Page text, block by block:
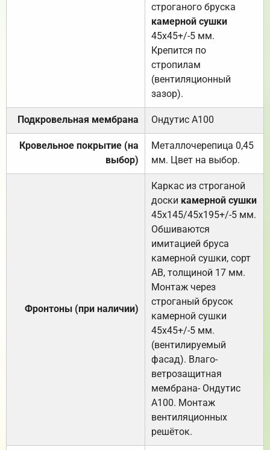
строганого бруска
камерной сушки
45х45+/-5 мм.
Крепится по
стропилам
(вентиляционный
зазор).
Подкровельная мембрана Ондутис А100
Кровельное покрытие (на
выбор)
Металлочерепица 0,45
мм. Цвет на выбор.
Фронтоны (при наличии)
Каркас из строганой
доски камерной сушки
45х145/45х195+/-5 мм.
Обшиваются
имитацией бруса
камерной сушки, сорт
АВ, толщиной 17 мм.
Монтаж через
строганый брусок
камерной сушки
45х45+/-5 мм.
(вентилируемый
фасад). Влаго-
ветрозащитная
мембрана- Ондутис
А100. Монтаж
вентиляционных
решёток.